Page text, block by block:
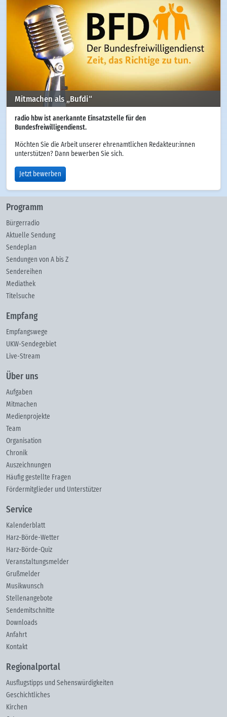
Mitmachen als „Bufdi“
radio hbw ist anerkannte Einsatzstelle für den
Bundesfreiwilligendienst.
Möchten Sie die Arbeit unserer ehrenamtlichen Redakteur:innen
unterstützen? Dann bewerben Sie sich.
Jetzt bewerben
Programm
Bürgerradio
Aktuelle Sendung
Sendeplan
Sendungen von A bis Z
Sendereihen
Mediathek
Titelsuche
Empfang
Empfangswege
UKW-Sendegebiet
Live-Stream
Über uns
Aufgaben
Mitmachen
Medienprojekte
Team
Organisation
Chronik
Auszeichnungen
Häufig gestellte Fragen
Fördermitglieder und Unterstützer
Service
Kalenderblatt
Harz-Börde-Wetter
Harz-Börde-Quiz
Veranstaltungsmelder
Grußmelder
Musikwunsch
Stellenangebote
Sendemitschnitte
Downloads
Anfahrt
Kontakt
Regionalportal
Ausflugstipps und Sehenswürdigkeiten
Geschichtliches
Kirchen